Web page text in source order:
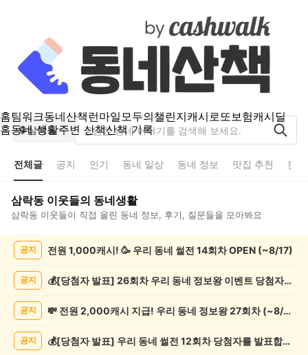
홈팀워크동네산책런마일모두의챌린지캐시로또보험캐시딜
홈동네 생활주변 산책산책 기록
삼락동
전체글 공지 인기 동네 일상 동네 정보 맛집 추천 분
삼락동 이웃들의 동네생활
삼락동 이웃들이 직접 올린 동네 정보, 후기, 질문들을 모아봐요
공지 전원 1,000캐시! 🥳 우리 동네 썰전 14회차 OPEN (~8/17)
공지 💰[당첨자 발표] 26회차 우리 동네 정보왕 이벤트 당첨자를 발표합니다!
공지 💸 전원 2,000캐시 지급! 우리 동네 정보왕 27회차 (~8/10)
공지 💰[당첨자 발표] 우리 동네 썰전 12회차 당첨자를 발표합니다!